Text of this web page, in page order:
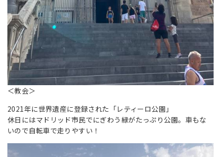
＜教会＞
2021年に世界遺産に登録された「レティーロ公園」
休日にはマドリッド市民でにぎわう緑がたっぷり公園。車もな
いので自転車で走りやすい！